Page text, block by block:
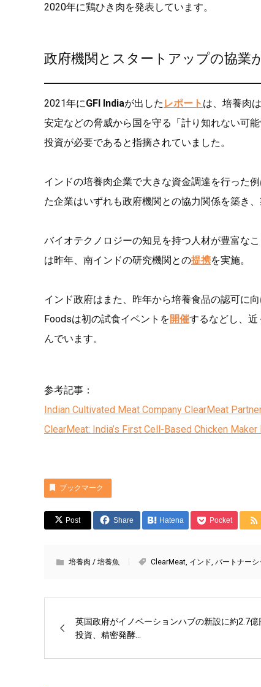
2020年に鶏ひき肉を発表しています。
政府機関とスタートアップの協業
2021年にGFI Indiaが出した レポート は、培養肉
安定などの脅威から国を守る「計り知れない可
投資が必要であると指摘されていました。
インドの培養肉企業で大きな資金調達を行った例
た企業はいずれも政府機関との協力関係を築き、
バイオテクノロジーの知見を持つ人材が豊富な
は昨年、南インドの研究機関との提携を実施。
インド政府はまた、昨年から培養食品の認可に
Foodsは初の試食イベントを開催するなどし、近
んでいます。
参考記事：
Indian Cultivated Meat Company ClearMeat
ClearMeat: India’s First Cell-Based Chicken
ブックマーク
Post Share Hatena Pocket
培養肉 / 培養魚 ClearMeat, インド, パートナーシ
英国政府がイノベーションハブの新設に約2.7億
投資、精密発酵...